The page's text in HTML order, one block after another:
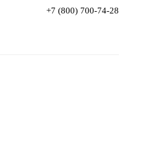
+7 (800) 700-74-28